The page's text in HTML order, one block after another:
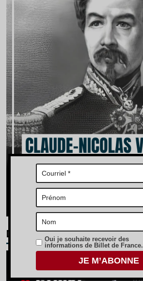
Derniers articlesOui je souhaite recevoir des
informations de Billet de France.